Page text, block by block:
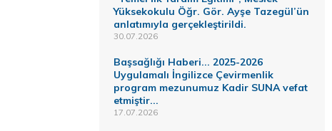
Yüksekokulu Öğr. Gör. Ayşe Tazegül’ün
anlatımıyla gerçekleştirildi.
30.07.2026
Başsağlığı Haberi... 2025-2026
Uygulamalı İngilizce Çevirmenlik
program mezunumuz Kadir SUNA vefat
etmiştir...
17.07.2026